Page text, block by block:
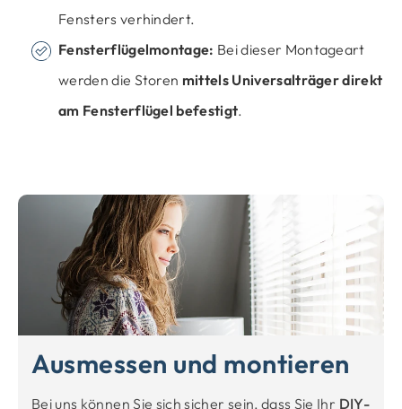
Fensters verhindert.
Fensterflügelmontage: Bei dieser Montageart
werden die Storen mittels Universalträger direkt
am Fensterflügel befestigt.
Ausmessen und montieren
Bei uns können Sie sich sicher sein, dass Sie Ihr DIY-